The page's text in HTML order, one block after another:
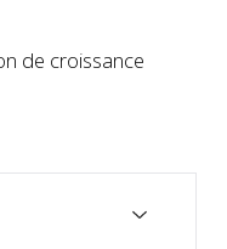
de croissance